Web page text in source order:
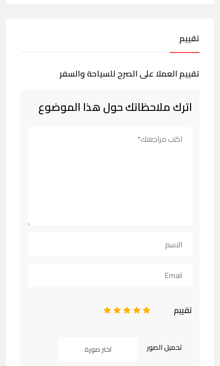
تقييم
تقييم العملا على الصرح للسياحة والسفر
اترك ملاحظاتك حول هذا الموضوع
تقييم 5
4
3
2
تحميل الصور اختر صورة